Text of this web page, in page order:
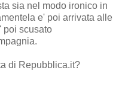
sia nel modo ironico in
e' poi arrivata alle
poi scusato
di Repubblica.it?